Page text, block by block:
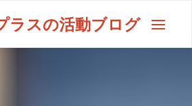
ラスの活動ブログ